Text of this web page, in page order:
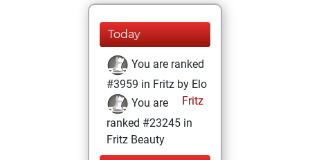
Today
You are ranked
#3959 in Fritz by Elo
Fritz
You are
ranked #23245 in
Fritz Beauty